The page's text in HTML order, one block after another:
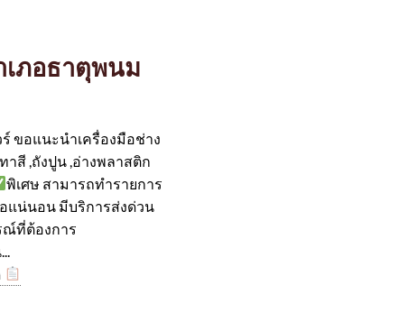
เภอธาตุพนม
ขอแนะนำเครื่องมือช่าง
สี ,ถังปูน ,อ่างพลาสติก
พิเศษ สามารถทำรายการ
แน่นอน มีบริการส่งด่วน
ณ์ที่ต้องการ